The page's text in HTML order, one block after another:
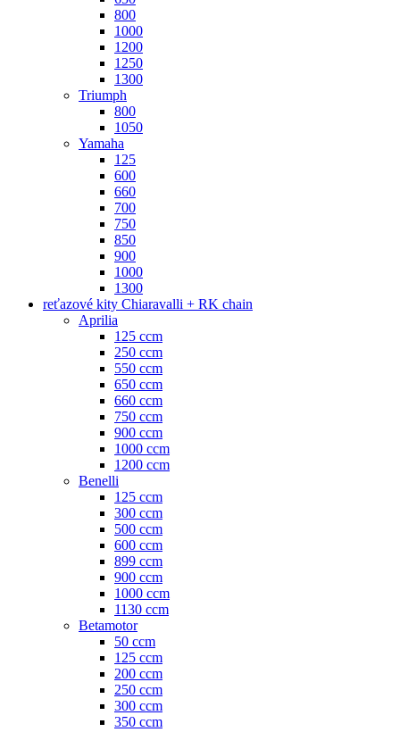
800
1000
1200
1250
1300
Triumph
800
1050
Yamaha
125
600
660
700
750
850
900
1000
1300
reťazové kity Chiaravalli + RK chain
Aprilia
125 ccm
250 ccm
550 ccm
650 ccm
660 ccm
750 ccm
900 ccm
1000 ccm
1200 ccm
Benelli
125 ccm
300 ccm
500 ccm
600 ccm
899 ccm
900 ccm
1000 ccm
1130 ccm
Betamotor
50 ccm
125 ccm
200 ccm
250 ccm
300 ccm
350 ccm